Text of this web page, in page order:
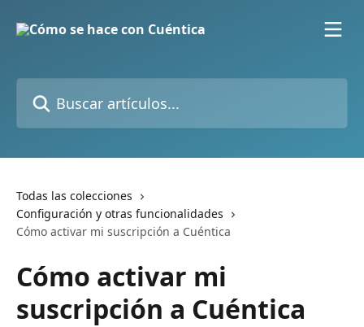
Todas las colecciones
Configuración y otras funcionalidades
Cómo activar mi suscripción a Cuéntica
Cómo activar mi
suscripción a Cuéntica